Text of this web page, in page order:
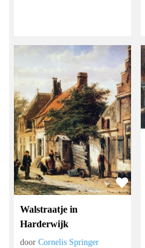
Walstraatje in
Harderwijk
doorCornelis Springer